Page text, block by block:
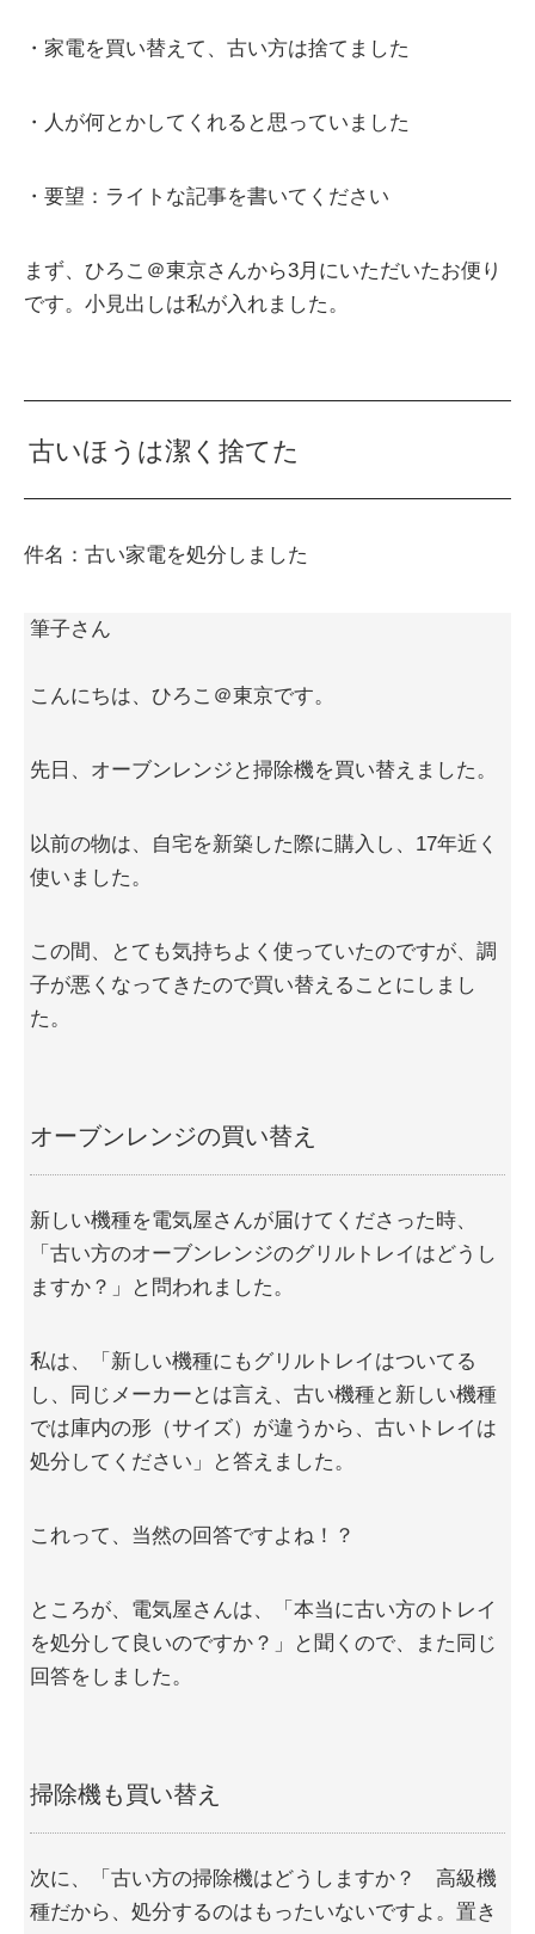
・家電を買い替えて、古い方は捨てました
・人が何とかしてくれると思っていました
・要望：ライトな記事を書いてください
まず、ひろこ＠東京さんから3月にいただいたお便り
です。小見出しは私が入れました。
古いほうは潔く捨てた
件名：古い家電を処分しました
筆子さん
こんにちは、ひろこ＠東京です。
先日、オーブンレンジと掃除機を買い替えました。
以前の物は、自宅を新築した際に購入し、17年近く
使いました。
この間、とても気持ちよく使っていたのですが、調
子が悪くなってきたので買い替えることにしまし
た。
オーブンレンジの買い替え
新しい機種を電気屋さんが届けてくださった時、
「古い方のオーブンレンジのグリルトレイはどうし
ますか？」と問われました。
私は、「新しい機種にもグリルトレイはついてる
し、同じメーカーとは言え、古い機種と新しい機種
では庫内の形（サイズ）が違うから、古いトレイは
処分してください」と答えました。
これって、当然の回答ですよね！？
ところが、電気屋さんは、「本当に古い方のトレイ
を処分して良いのですか？」と聞くので、また同じ
回答をしました。
掃除機も買い替え
次に、「古い方の掃除機はどうしますか？ 高級機
種だから、処分するのはもったいないですよ。置き